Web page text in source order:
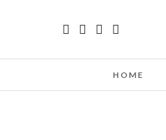
HOME